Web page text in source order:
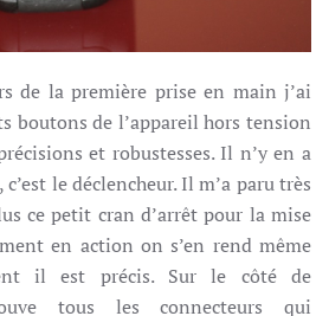
de la première prise en main j’ai
boutons de l’appareil hors tension
et robustesses. Il n’y en a
le déclencheur. Il m’a paru très
ce petit cran d’arrêt pour la mise
en action on s’en rend même
il est précis. Sur le côté de
tous les connecteurs qui